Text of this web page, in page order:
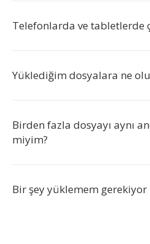
Telefonlarda ve tabletlerde
Yüklediğim dosyalara ne
Birden fazla dosyayı aynı
miyim?
Bir şey yüklemem gerekiyor